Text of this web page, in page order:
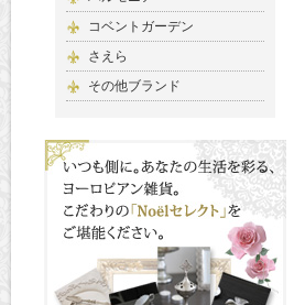
コベントガーデン
さえら
その他ブランド